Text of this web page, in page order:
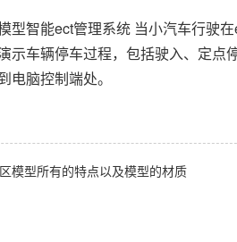
智能ect管理系统 当小汽车行驶在
示车辆停车过程，包括驶入、定
电脑控制端处。
模型所有的特点以及模型的材质